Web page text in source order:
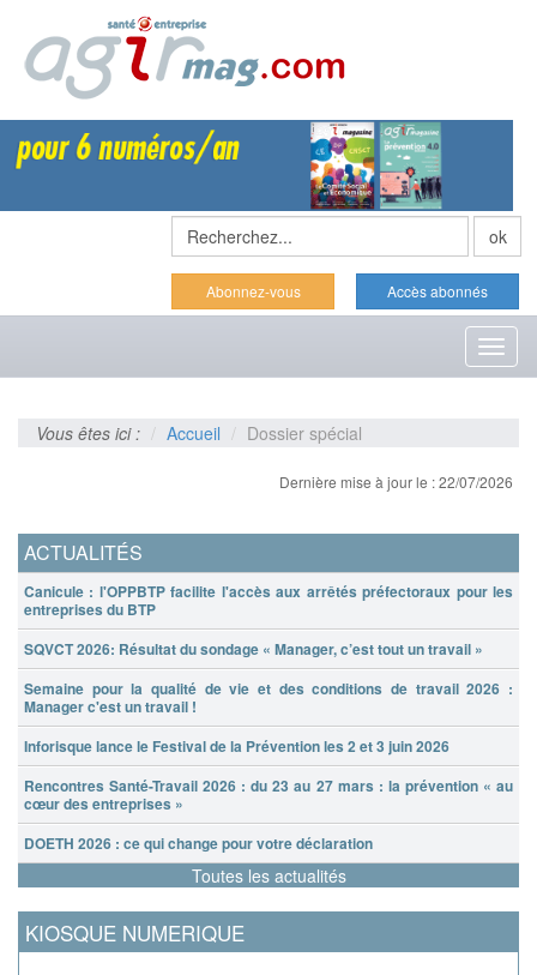
Abonnez-vous Accès abonnés
Vous êtes ici : Accueil Dossier spécial
Dernière mise à jour le : 22/07/2026
ACTUALITÉS
Canicule : l'OPPBTP facilite l'accès aux arrêtés préfectoraux pour les
entreprises du BTP
SQVCT 2026: Résultat du sondage « Manager, c’est tout un travail »
Semaine pour la qualité de vie et des conditions de travail 2026 :
Manager c'est un travail !
Inforisque lance le Festival de la Prévention les 2 et 3 juin 2026
Rencontres Santé-Travail 2026 : du 23 au 27 mars : la prévention « au
cœur des entreprises »
DOETH 2026 : ce qui change pour votre déclaration
Toutes les actualités
KIOSQUE NUMERIQUE